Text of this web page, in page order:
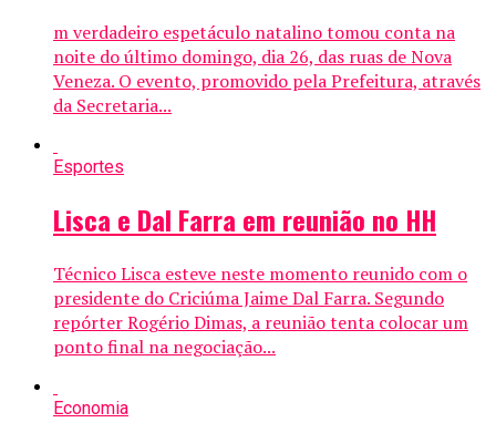
m verdadeiro espetáculo natalino tomou conta na
noite do último domingo, dia 26, das ruas de Nova
Veneza. O evento, promovido pela Prefeitura, através
da Secretaria...
Esportes
Lisca e Dal Farra em reunião no HH
Técnico Lisca esteve neste momento reunido com o
presidente do Criciúma Jaime Dal Farra. Segundo
repórter Rogério Dimas, a reunião tenta colocar um
ponto final na negociação...
Economia